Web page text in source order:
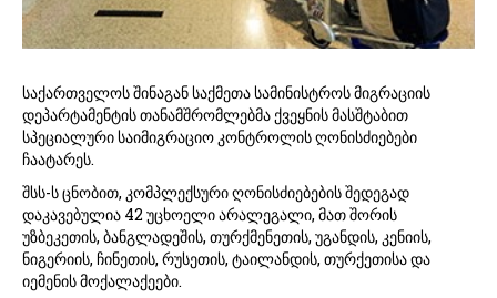
საქართველოს შინაგან საქმეთა სამინისტროს მიგრაციის
დეპარტამენტის თანამშრომლებმა ქვეყნის მასშტაბით
სპეციალური საიმიგრაციო კონტროლის ღონისძიებები
ჩაატარეს.
შსს-ს ცნობით, კომპლექსური ღონისძიებების შედეგად
დაკავებულია 42 უცხოელი არალეგალი, მათ შორის
უზბეკეთის, ბანგლადეშის, თურქმენეთის, უგანდის, კენიის,
ნიგერიის, ჩინეთის, რუსეთის, ტაილანდის, თურქეთისა და
იემენის მოქალაქეები.